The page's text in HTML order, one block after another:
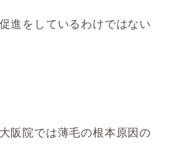
進をしているわけではない
阪院では薄毛の根本原因の